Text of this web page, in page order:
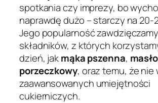
spotkania czy imprezy, bo
naprawdę dużo – starczy na 20-
Jego popularność
składników, z których
dzień, jakmąka pszenna, masło
porzeczkowy, oraz temu, że nie
zaawansowanych umiejętności
cukierniczych.